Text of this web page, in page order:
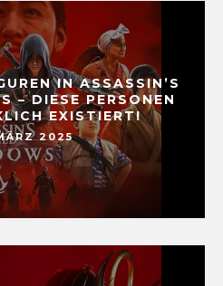
IN ASSASSIN’S
– DIESE PERSONEN
EXISTIERT!
2025